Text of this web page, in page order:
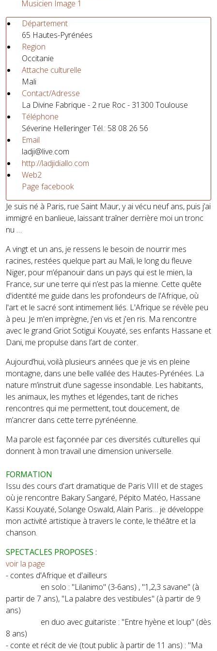
Département
65 Hautes-Pyrénées
Region
Occitanie
Attache culturelle
Mali
Contact/Adresse
La Divine Fabrique - 2 rue Roc - 31300 Toulouse
Téléphone
Séverine Helleringer Tél.: 58 08 26 56
Email
ladji@live.com
http://ladjidiallo.com
Web2
Page facebook
Je suis né à Paris, rue Saint Maur, y ai vécu neuf ans, puis j’ai
immigré en banlieue, laissant traîner derrière moi un tronc
nu …
A vingt et un ans, je ressens le besoin de nourrir mes
racines, restées quelque part au Mali, le long du fleuve
Niger, pour m’épanouir dans un pays qui est le mien, la
France, sur une terre qui n’est pas la mienne. Cette quête
d'identité me guide dans les profondeurs de l'Afrique, où
l'art et le sacré sont intimement liés. L'Afrique se révèle peu
à peu. Je m'en imprègne, j'en vis et j'en ris. Ma rencontre
avec le grand Griot Sotigui Kouyaté, ses enfants Hassane et
Dani, me propulse dans l’art de conter.
Aujourd’hui, voilà plusieurs années que je vis en pleine
montagne, dans une belle vallée des Hautes-Pyrénées. La
nature m’instruit d’une sagesse insondable. Les habitants,
les animaux, les mythes et légendes, tant de riches
rencontres qui me permettent, tout doucement, de
m’ancrer dans cette terre pyrénéenne.
Ma parole est façonnée par ces diversités culturelles qui
donnent à mon travail une dimension universelle.
FORMATION
Issu des cours d'art dramatique de Paris VIII et de stages
où je rencontre Bakary Sangaré, Pépito Matéo, Hassane
Kassi Kouyaté, Solange Oswald, Alain Paris… je développe
mon activité artistique à travers le conte, le théâtre et la
chanson.
SPECTACLES PROPOSES :
voir la page
- contes d'Afrique et d'ailleurs
en solo : "Lilanimo" (3-6ans) , "1,2,3 savane" (à
partir de 7 ans), "La palabre des vestibules" (à partir de 9
ans)
en duo avec guitariste : "Entre hyène et loup" (dès
8 ans)
- conte et récit de vie (tout public à partir de 11 ans) : "Ma